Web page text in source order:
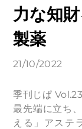
力な知
製薬
21/10/2022
季刊じぱ
最先端に立ち
える」アステ